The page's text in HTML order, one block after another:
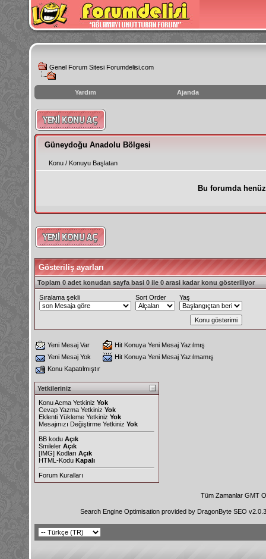
Genel Forum Sitesi Forumdelisi.com
Yardım Ajanda
instagram
izlenme
hilesi
Güneydoğu Anadolu Bölgesi
Konu / Konuyu Başlatan
Bu forumda
Gösteriliş ayarları
Toplam 0 adet konudan sayfa basi 0 ile 0 arasi kadar konu gösteriliyor
Sıralama şekli Sort Order Yaş
Yeni Mesaj Var
Hit Konuya Yeni Mesaj Yazılmış
Yeni Mesaj Yok
Hit Konuya Yeni Mesaj Yazılmamış
Konu Kapatılmıştır
Yetkileriniz
Konu Acma Yetkiniz Yok
Cevap Yazma Yetkiniz Yok
Eklenti Yükleme Yetkiniz Yok
Mesajınızı Değiştirme Yetkiniz Yok
BB kodu Açık
Smileler Açık
[IMG] Kodları Açık
HTML-Kodu Kapalı
Forum Kuralları
Tüm Zamanlar GMT
Search Engine Optimisation provided by DragonByte SEO